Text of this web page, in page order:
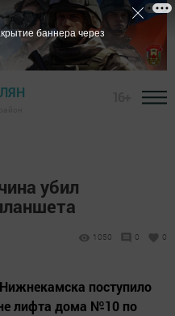
убил
1050 0 0
поступило
лифта дома №10 по
баннера через